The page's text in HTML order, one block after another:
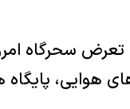
تعرض سحرگاه
هوایی،